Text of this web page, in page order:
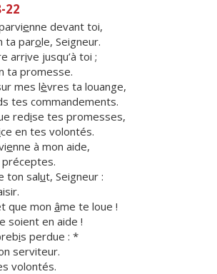
22
enne devant toi,
ta parole, Seigneur.
arrive jusqu’à toi ;
ta promesse.
mes lèvres ta louange,
tes commandements.
redise tes promesses,
ce en tes volontés.
enne à mon aide,
ton salut, Seigneur :
que mon âme te loue !
soient en aide !
is perdue : *
serviteur.
volontés.